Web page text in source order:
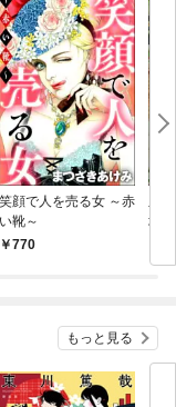
笑顔で人を売る女 ～赤
い靴～
770
壊
もっと見る